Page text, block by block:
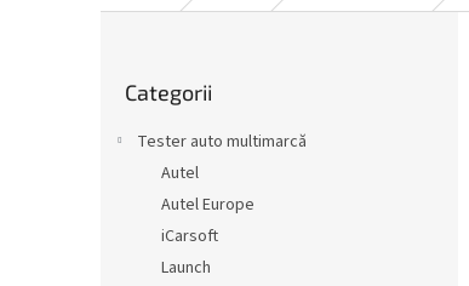
peste
Categorii
Tester auto multimarcă
Autel
Autel Europe
iCarsoft
Launch